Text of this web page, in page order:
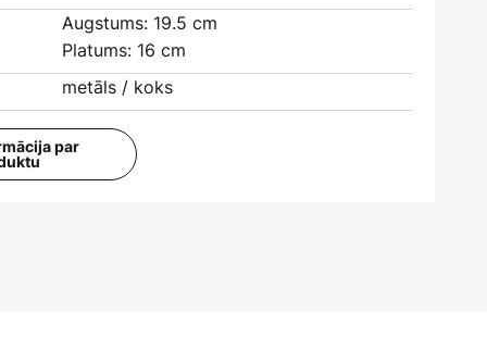
Augstums: 19.5 cm
Platums: 16 cm
metāls / koks
par